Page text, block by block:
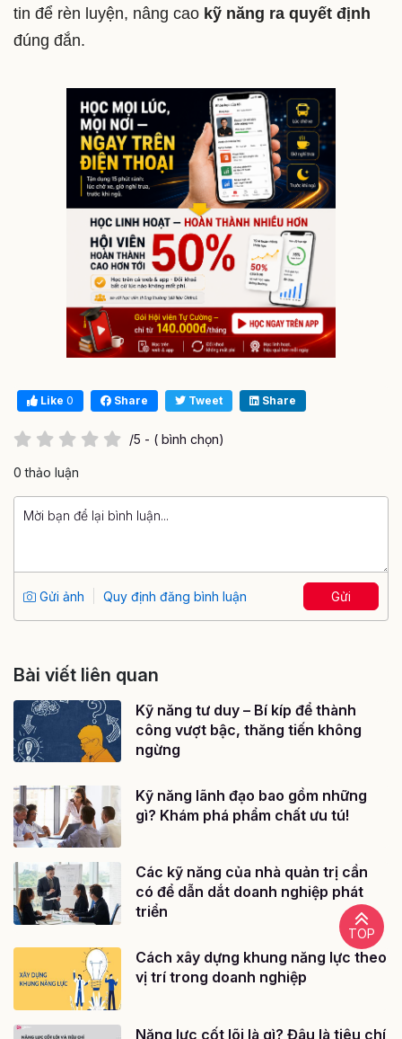
tin để rèn luyện, nâng cao kỹ năng ra quyết định
đúng đắn.
Like 0 Share Tweet Share
/5 - ( bình chọn)
0 thảo luận
Gửi ảnh Quy định đăng bình luận Gửi
Bài viết liên quan
Kỹ năng tư duy – Bí kíp để thành
công vượt bậc, thăng tiến không
ngừng
Kỹ năng lãnh đạo bao gồm những
gì? Khám phá phẩm chất ưu tú!
Các kỹ năng của nhà quản trị cần
có để dẫn dắt doanh nghiệp phát
triển
Cách xây dựng khung năng lực theo
vị trí trong doanh nghiệp
Năng lực cốt lõi là gì? Đâu là tiêu chí
TOP